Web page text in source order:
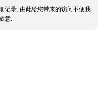
记录, 由此给您带来的访问不便我
意.